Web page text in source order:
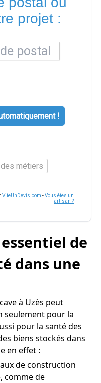
projet :
!
métiers
ViteUnDevis.com -Vous êtes un
artisan ?
de
dans une
à Uzès peut
seulement pour la
pour la santé des
biens stockés dans
en effet :
de construction
comme de